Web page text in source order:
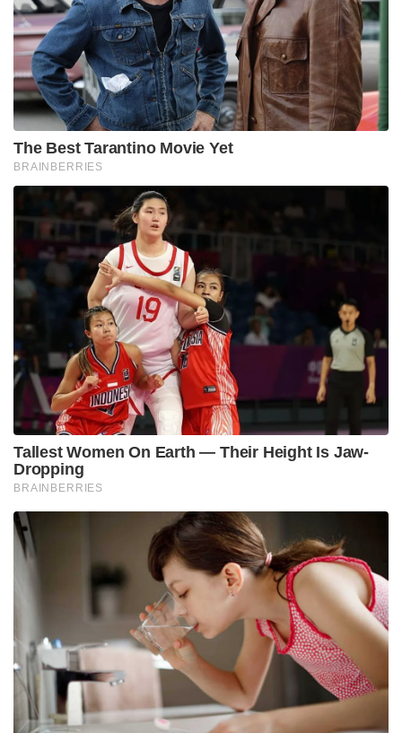
The Best Tarantino Movie Yet
BRAINBERRIES
Tallest Women On Earth — Their Height Is Jaw-
Dropping
BRAINBERRIES